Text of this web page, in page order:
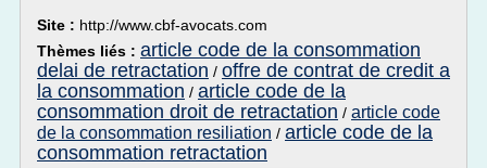
Site : http://www.cbf-avocats.com
Thèmes liés : article code de la consommation
delai de retractation / offre de contrat de credit a
la consommation / article code de la
consommation droit de retractation / article code
de la consommation resiliation / article code de la
consommation retractation